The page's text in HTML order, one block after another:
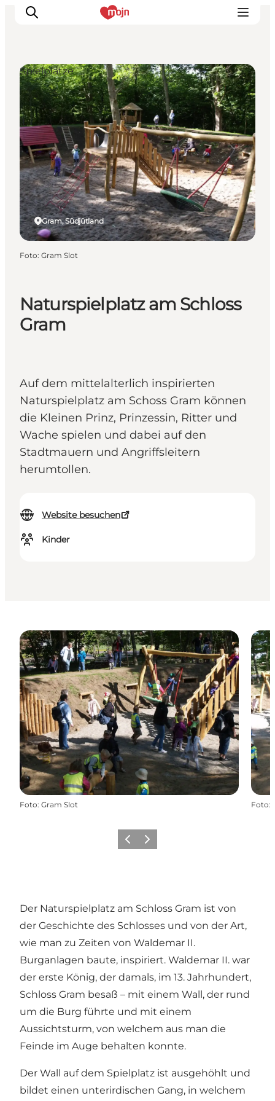
Erlebnisse
Städte und Regionen
Events
Übernachtung
Plane deine Reise
Booking
Naturspielplatz am Schloss
Gram
Auf dem mittelalterlich inspirierten
Naturspielplatz am Schoss Gram können
die Kleinen Prinz, Prinzessin, Ritter und
Wache spielen und dabei auf den
Stadtmauern und Angriffsleitern
herumtollen.
Website besuchen
Kinder
Gram, Südjütland
Spielplätze
Foto: Gram Slot
Foto: Gram Slot Foto:
ZurückWeiter
Der Naturspielplatz am Schloss Gram ist von
der Geschichte des Schlosses und von der Art,
wie man zu Zeiten von Waldemar II.
Burganlagen baute, inspiriert. Waldemar II. war
der erste König, der damals, im 13. Jahrhundert,
Schloss Gram besaß – mit einem Wall, der rund
um die Burg führte und mit einem
Aussichtsturm, von welchem aus man die
Feinde im Auge behalten konnte.
Der Wall auf dem Spielplatz ist ausgehöhlt und
bildet einen unterirdischen Gang, in welchem